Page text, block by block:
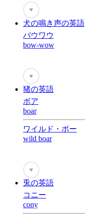
♥
犬の鳴き声の英語
バウワウ
bow-wow
♥
猪の英語
ボア
boar
ワイルド・ボー
wild boar
♥
兎の英語
コニー
cony